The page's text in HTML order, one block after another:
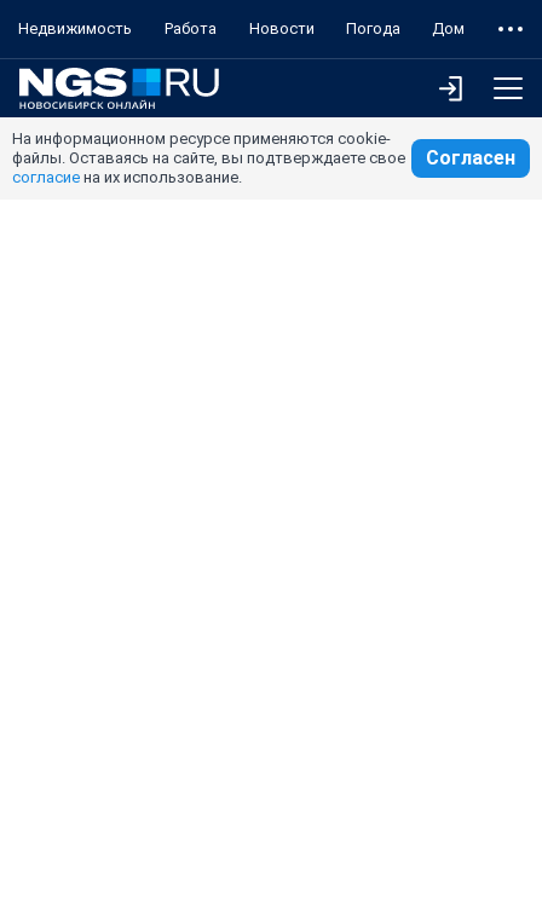
Недвижимость Работа Новости Погода Дом
На информационном ресурсе применяются cookie-
файлы. Оставаясь на сайте, вы подтверждаете свое
согласие на их использование.
Согласен